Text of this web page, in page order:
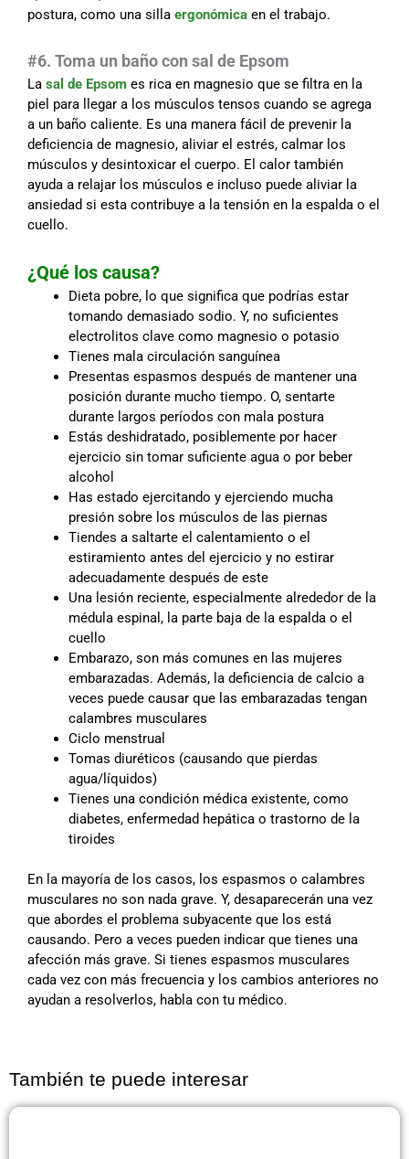
postura, como una silla ergonómica en el trabajo.
#6. Toma un baño con sal de Epsom
La sal de Epsom es rica en magnesio que se filtra en la
piel para llegar a los músculos tensos cuando se agrega
a un baño caliente. Es una manera fácil de prevenir la
deficiencia de magnesio, aliviar el estrés, calmar los
músculos y desintoxicar el cuerpo. El calor también
ayuda a relajar los músculos e incluso puede aliviar la
ansiedad si esta contribuye a la tensión en la espalda o el
cuello.
¿Qué los causa?
Dieta pobre, lo que significa que podrías estar
tomando demasiado sodio. Y, no suficientes
electrolitos clave como magnesio o potasio
Tienes mala circulación sanguínea
Presentas espasmos después de mantener una
posición durante mucho tiempo. O, sentarte
durante largos períodos con mala postura
Estás deshidratado, posiblemente por hacer
ejercicio sin tomar suficiente agua o por beber
alcohol
Has estado ejercitando y ejerciendo mucha
presión sobre los músculos de las piernas
Tiendes a saltarte el calentamiento o el
estiramiento antes del ejercicio y no estirar
adecuadamente después de este
Una lesión reciente, especialmente alrededor de la
médula espinal, la parte baja de la espalda o el
cuello
Embarazo, son más comunes en las mujeres
embarazadas. Además, la deficiencia de calcio a
veces puede causar que las embarazadas tengan
calambres musculares
Ciclo menstrual
Tomas diuréticos (causando que pierdas
agua/líquidos)
Tienes una condición médica existente, como
diabetes, enfermedad hepática o trastorno de la
tiroides
En la mayoría de los casos, los espasmos o calambres
musculares no son nada grave. Y, desaparecerán una vez
que abordes el problema subyacente que los está
causando. Pero a veces pueden indicar que tienes una
afección más grave. Si tienes espasmos musculares
cada vez con más frecuencia y los cambios anteriores no
ayudan a resolverlos, habla con tu médico.
También te puede interesar